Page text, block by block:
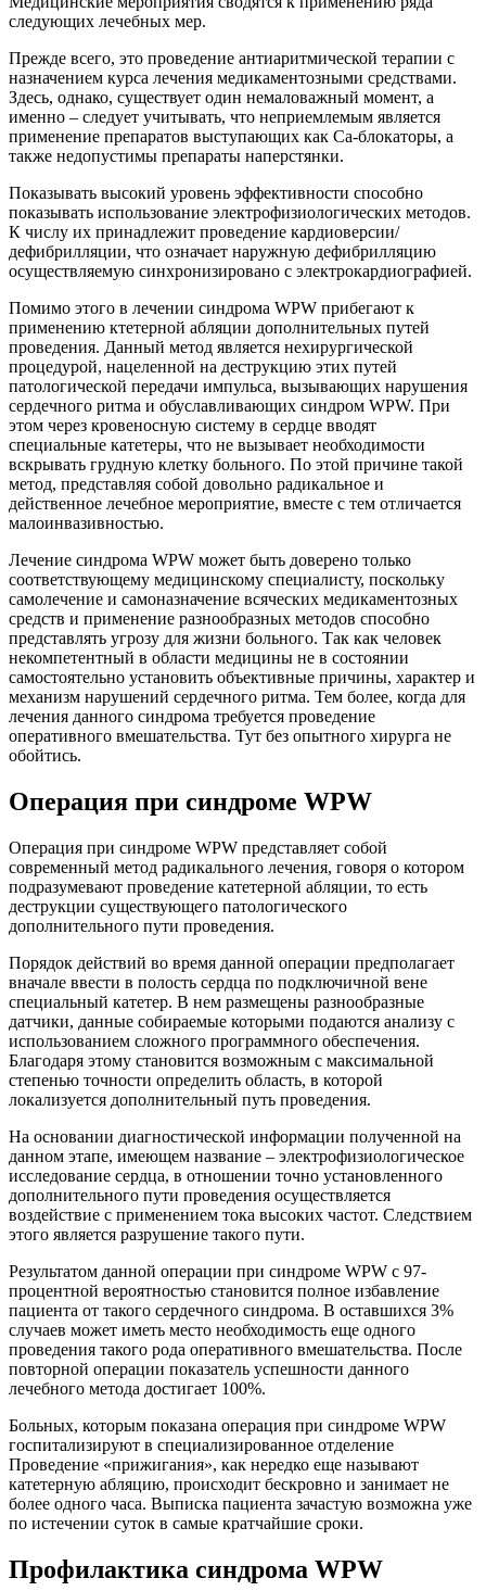
следующих лечебных мер.
Прежде всего, это проведение антиаритмической терапии с
назначением курса лечения медикаментозными средствами.
Здесь, однако, существует один немаловажный момент, а
именно – следует учитывать, что неприемлемым является
применение препаратов выступающих как Са-блокаторы, а
также недопустимы препараты наперстянки.
Показывать высокий уровень эффективности способно
показывать использование электрофизиологических методов.
К числу их принадлежит проведение кардиоверсии/
дефибрилляции, что означает наружную дефибрилляцию
осуществляемую синхронизировано с электрокардиографией.
Помимо этого в лечении синдрома WPW прибегают к
применению ктетерной абляции дополнительных путей
проведения. Данный метод является нехирургической
процедурой, нацеленной на деструкцию этих путей
патологической передачи импульса, вызывающих нарушения
сердечного ритма и обуславливающих синдром WPW. При
этом через кровеносную систему в сердце вводят
специальные катетеры, что не вызывает необходимости
вскрывать грудную клетку больного. По этой причине такой
метод, представляя собой довольно радикальное и
действенное лечебное мероприятие, вместе с тем отличается
малоинвазивностью.
Лечение синдрома WPW может быть доверено только
соответствующему медицинскому специалисту, поскольку
самолечение и самоназначение всяческих медикаментозных
средств и применение разнообразных методов способно
представлять угрозу для жизни больного. Так как человек
некомпетентный в области медицины не в состоянии
самостоятельно установить объективные причины, характер и
механизм нарушений сердечного ритма. Тем более, когда для
лечения данного синдрома требуется проведение
оперативного вмешательства. Тут без опытного хирурга не
обойтись.
Операция при синдроме WPW
Операция при синдроме WPW представляет собой
современный метод радикального лечения, говоря о котором
подразумевают проведение катетерной абляции, то есть
деструкции существующего патологического
дополнительного пути проведения.
Порядок действий во время данной операции предполагает
вначале ввести в полость сердца по подключичной вене
специальный катетер. В нем размещены разнообразные
датчики, данные собираемые которыми подаются анализу с
использованием сложного программного обеспечения.
Благодаря этому становится возможным с максимальной
степенью точности определить область, в которой
локализуется дополнительный путь проведения.
На основании диагностической информации полученной на
данном этапе, имеющем название – электрофизиологическое
исследование сердца, в отношении точно установленного
дополнительного пути проведения осуществляется
воздействие с применением тока высоких частот. Следствием
этого является разрушение такого пути.
Результатом данной операции при синдроме WPW с 97-
процентной вероятностью становится полное избавление
пациента от такого сердечного синдрома. В оставшихся 3%
случаев может иметь место необходимость еще одного
проведения такого рода оперативного вмешательства. После
повторной операции показатель успешности данного
лечебного метода достигает 100%.
Больных, которым показана операция при синдроме WPW
госпитализируют в специализированное отделение
Проведение «прижигания», как нередко еще называют
катетерную абляцию, происходит бескровно и занимает не
более одного часа. Выписка пациента зачастую возможна уже
по истечении суток в самые кратчайшие сроки.
Профилактика синдрома WPW